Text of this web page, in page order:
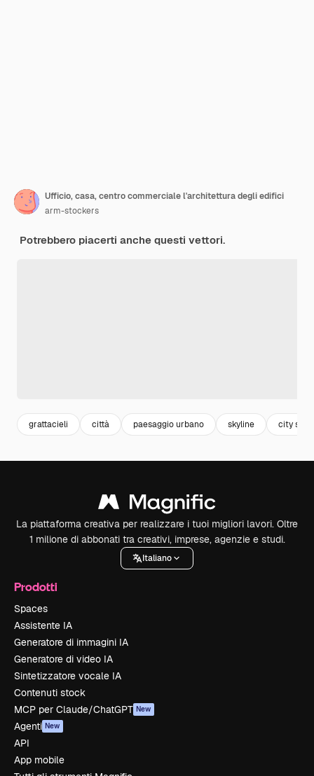
Ufficio, casa, centro commerciale l'architettura degli edifici
arm-stockers
Potrebbero piacerti anche questi vettori.
grattacieli città paesaggio urbano skyline city
La piattaforma creativa per realizzare i tuoi migliori lavori. Oltre
1 milione di abbonati tra creativi, imprese, agenzie e studi.
Italiano
Prodotti
Spaces
Assistente IA
Generatore di immagini IA
Generatore di video IA
Sintetizzatore vocale IA
Contenuti stock
MCP per Claude/ChatGPT New
Agenti New
API
App mobile